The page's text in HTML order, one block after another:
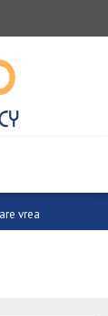
tradiț..